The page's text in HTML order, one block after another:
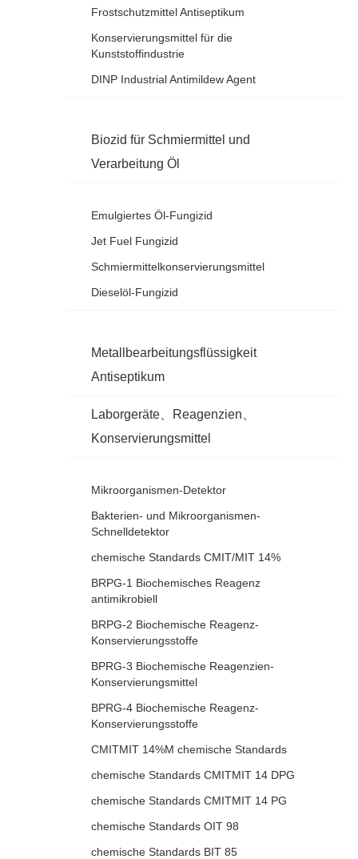
Frostschutzmittel Antiseptikum
Konservierungsmittel für die
Kunststoffindustrie
DINP Industrial Antimildew Agent
Biozid für Schmiermittel und
Verarbeitung Öl
Emulgiertes Öl-Fungizid
Jet Fuel Fungizid
Schmiermittelkonservierungsmittel
Dieselöl-Fungizid
Metallbearbeitungsflüssigkeit
Antiseptikum
Laborgeräte、Reagenzien、
Konservierungsmittel
Mikroorganismen-Detektor
Bakterien- und Mikroorganismen-
Schnelldetektor
chemische Standards CMIT/MIT 14%
BRPG-1 Biochemisches Reagenz
antimikrobiell
BRPG-2 Biochemische Reagenz-
Konservierungsstoffe
BPRG-3 Biochemische Reagenzien-
Konservierungsmittel
BPRG-4 Biochemische Reagenz-
Konservierungsstoffe
CMITMIT 14%M chemische Standards
chemische Standards CMITMIT 14 DPG
chemische Standards CMITMIT 14 PG
chemische Standards OIT 98
chemische Standards BIT 85